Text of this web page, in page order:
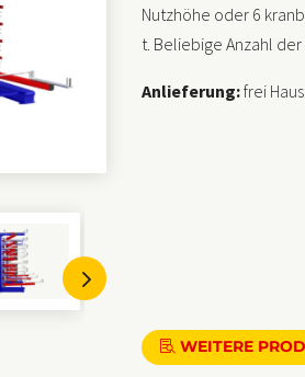
5
Nutzhöhe oder 6
t. Beliebige Anzahl
Anlieferung:frei
WEITERE